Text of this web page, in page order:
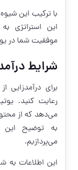
با ترکیب این
این استراتژی
موفقیت شما در
شرایط
برای درآمدزایی
رعایت کنید.
می‌دهد که از
به توضیح این
می‌پردازیم.
این اطلاعات به